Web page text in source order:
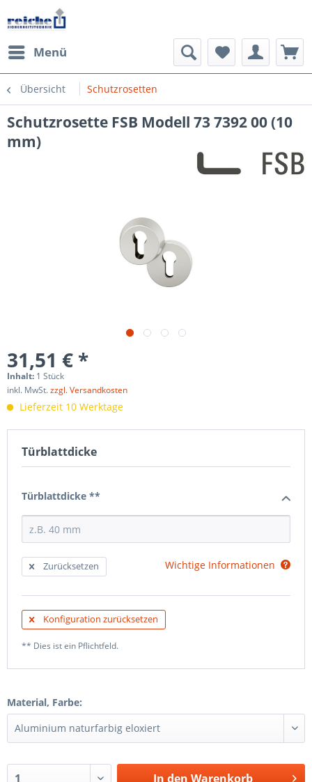
Menü
Übersicht Schutzrosetten
Schutzrosette FSB Modell 73 7392 00 (10
mm)
31,51 € *
Inhalt: 1 Stück
inkl. MwSt.zzgl. Versandkosten
Lieferzeit 10 Werktage
Türblattdicke
Türblattdicke **
Zurücksetzen Wichtige Informationen
Konfiguration zurücksetzen
** Dies ist ein Pflichtfeld.
Material, Farbe:
In den Warenkorb